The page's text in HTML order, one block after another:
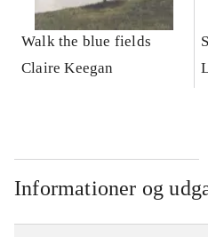
Walk the blue fields
Claire Keegan
Informationer og